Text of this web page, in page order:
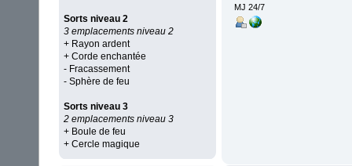
Sorts niveau 2
3 emplacements niveau 2
+ Rayon ardent
+ Corde enchantée
- Fracassement
- Sphère de feu
Sorts niveau 3
2 emplacements niveau 3
+ Boule de feu
+ Cercle magique
MJ 24/7